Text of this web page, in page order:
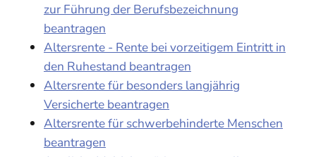
zur Führung der Berufsbezeichnung
beantragen
Altersrente - Rente bei vorzeitigem Eintritt in
den Ruhestand beantragen
Altersrente für besonders langjährig
Versicherte beantragen
Altersrente für schwerbehinderte Menschen
beantragen